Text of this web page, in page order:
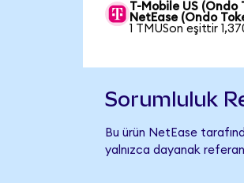
T-Mobile US (Ondo
NetEase (Ondo
1 TMUSon eşittir
Sorumluluk
Bu ürün NetEase
yalnızca dayanak